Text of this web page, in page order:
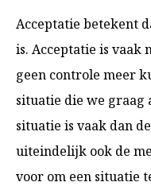
Acceptatie betekent
is. Acceptatie is vaak
geen controle meer
situatie die we graag
situatie is vaak dan
uiteindelijk ook de
voor om een situatie